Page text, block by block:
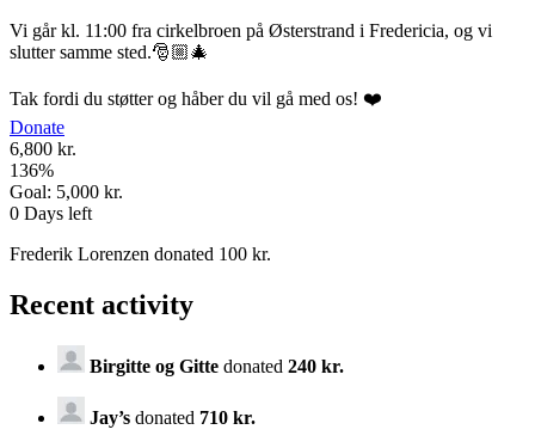
Vi går kl. 11:00 fra cirkelbroen på Østerstrand i Fredericia, og vi
slutter samme sted.🎅🏼🎄
Tak fordi du støtter og håber du vil gå med os! ❤️
Donate
6,800 kr.
136%
Goal: 5,000 kr.
0 Days left
Frederik Lorenzen donated 100 kr.
Recent activity
Birgitte og Gitte donated 240 kr.
Jay’s donated 710 kr.